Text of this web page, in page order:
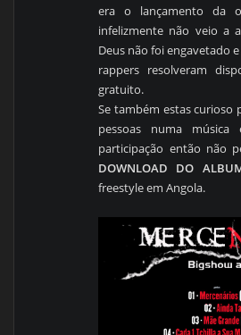
era o lançamento da
infelizmente não veio a
Deus não foi engavetado
rappers resolveram
gratuito.
Se também estas curioso
pessoas numa
participação então não
DOWNLOAD DO
freestyle em Angola.